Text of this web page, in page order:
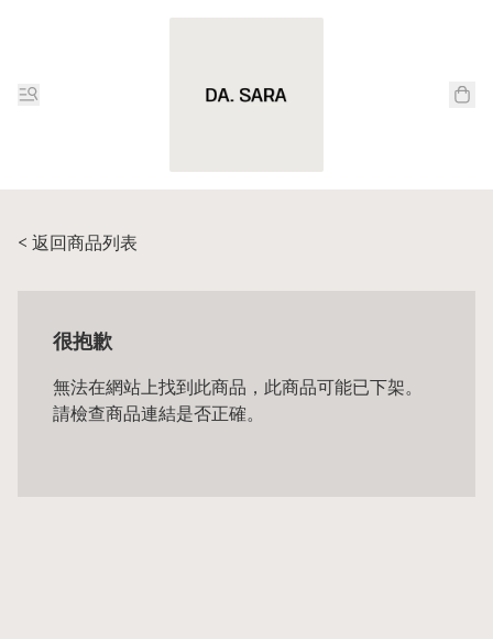
< 返回商品列表
很抱歉
無法在網站上找到此商品，此商品可能已下架。
請檢查商品連結是否正確。